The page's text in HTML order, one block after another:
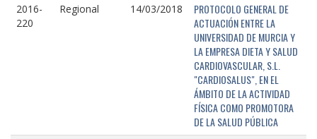
2016-
220
Regional 14/03/2018
PROTOCOLO GENERAL DE
ACTUACIÓN ENTRE LA
UNIVERSIDAD DE MURCIA Y
LA EMPRESA DIETA Y SALUD
CARDIOVASCULAR, S.L.
"CARDIOSALUS", EN EL
ÁMBITO DE LA ACTIVIDAD
FÍSICA COMO PROMOTORA
DE LA SALUD PÚBLICA